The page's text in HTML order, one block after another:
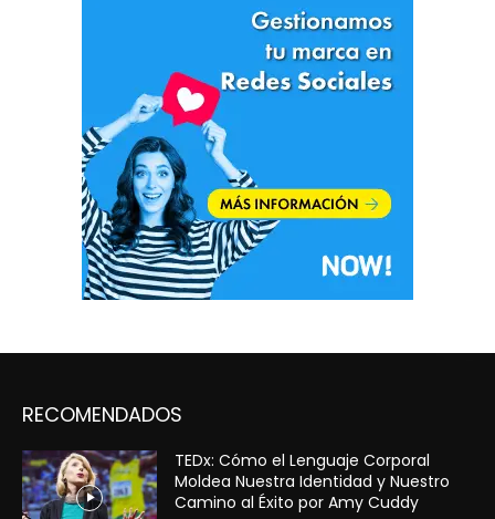
RECOMENDADOS
TEDx: Cómo el Lenguaje Corporal
Moldea Nuestra Identidad y Nuestro
Camino al Éxito por Amy Cuddy